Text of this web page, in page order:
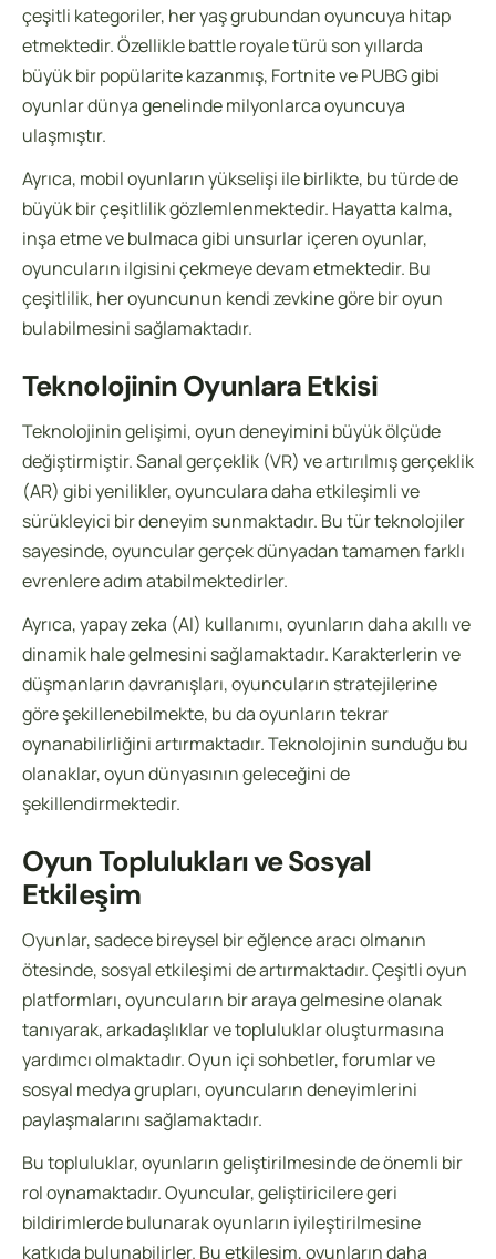
çeşitli kategoriler, her yaş grubundan oyuncuya hitap
etmektedir. Özellikle battle royale türü son yıllarda
büyük bir popülarite kazanmış, Fortnite ve PUBG gibi
oyunlar dünya genelinde milyonlarca oyuncuya
ulaşmıştır.
Ayrıca, mobil oyunların yükselişi ile birlikte, bu türde de
büyük bir çeşitlilik gözlemlenmektedir. Hayatta kalma,
inşa etme ve bulmaca gibi unsurlar içeren oyunlar,
oyuncuların ilgisini çekmeye devam etmektedir. Bu
çeşitlilik, her oyuncunun kendi zevkine göre bir oyun
bulabilmesini sağlamaktadır.
Teknolojinin Oyunlara Etkisi
Teknolojinin gelişimi, oyun deneyimini büyük ölçüde
değiştirmiştir. Sanal gerçeklik (VR) ve artırılmış gerçeklik
(AR) gibi yenilikler, oyunculara daha etkileşimli ve
sürükleyici bir deneyim sunmaktadır. Bu tür teknolojiler
sayesinde, oyuncular gerçek dünyadan tamamen farklı
evrenlere adım atabilmektedirler.
Ayrıca, yapay zeka (AI) kullanımı, oyunların daha akıllı ve
dinamik hale gelmesini sağlamaktadır. Karakterlerin ve
düşmanların davranışları, oyuncuların stratejilerine
göre şekillenebilmekte, bu da oyunların tekrar
oynanabilirliğini artırmaktadır. Teknolojinin sunduğu bu
olanaklar, oyun dünyasının geleceğini de
şekillendirmektedir.
Oyun Toplulukları ve Sosyal
Etkileşim
Oyunlar, sadece bireysel bir eğlence aracı olmanın
ötesinde, sosyal etkileşimi de artırmaktadır. Çeşitli oyun
platformları, oyuncuların bir araya gelmesine olanak
tanıyarak, arkadaşlıklar ve topluluklar oluşturmasına
yardımcı olmaktadır. Oyun içi sohbetler, forumlar ve
sosyal medya grupları, oyuncuların deneyimlerini
paylaşmalarını sağlamaktadır.
Bu topluluklar, oyunların geliştirilmesinde de önemli bir
rol oynamaktadır. Oyuncular, geliştiricilere geri
bildirimlerde bulunarak oyunların iyileştirilmesine
katkıda bulunabilirler. Bu etkileşim, oyunların daha